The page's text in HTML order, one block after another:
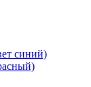
синий)